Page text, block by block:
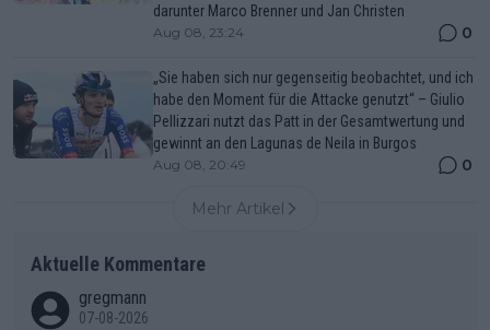
darunter Marco Brenner und Jan Christen
Aug 08, 23:24 0
„Sie haben sich nur gegenseitig beobachtet, und ich
habe den Moment für die Attacke genutzt“ – Giulio
Pellizzari nutzt das Patt in der Gesamtwertung und
gewinnt an den Lagunas de Neila in Burgos
Aug 08, 20:49 0
Mehr Artikel
Aktuelle Kommentare
gregmann
07-08-2026